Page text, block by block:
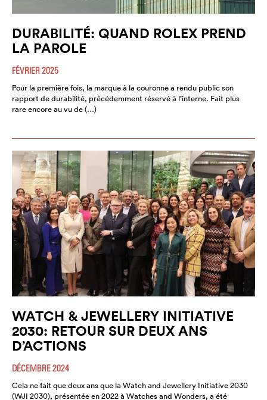
DURABILITÉ: QUAND ROLEX PREND
LA PAROLE
FÉVRIER 2025
Pour la première fois, la marque à la couronne a rendu public son
rapport de durabilité, précédemment réservé à l’interne. Fait plus
rare encore au vu de (…)
WATCH & JEWELLERY INITIATIVE
2030: RETOUR SUR DEUX ANS
D’ACTIONS
DÉCEMBRE 2024
Cela ne fait que deux ans que la Watch and Jewellery Initiative 2030
(WJI 2030), présentée en 2022 à Watches and Wonders, a été